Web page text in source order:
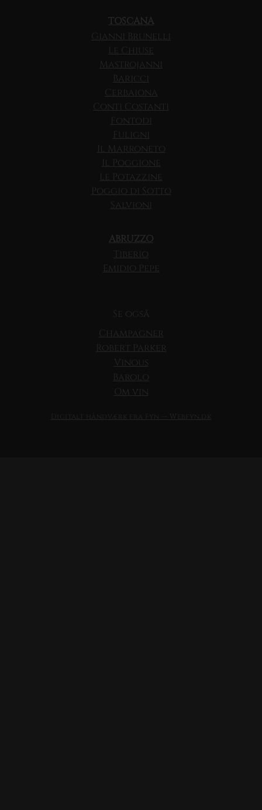
TOSCANA
Gianni Brunelli
Le Chiuse
Mastrojanni
Baricci
Cerbaiona
Conti Costanti
Fontodi
Fuligni
Il Marroneto
Il Poggione
Le Potazzine
Poggio di Sotto
Salvioni
ABRUZZO
Tiberio
Emidio Pepe
Se også
Champagner
Robert Parker
Vinous
Barolo
Om vin
Digitalt håndværk fra Fyn — Webfyn.dk